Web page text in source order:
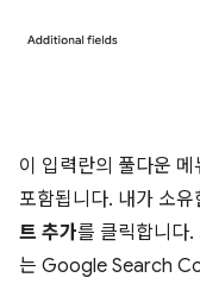
이 입력란의 풀다운
포함됩니다. 내가 소
트 추가를 클릭합니다
는 Google Search